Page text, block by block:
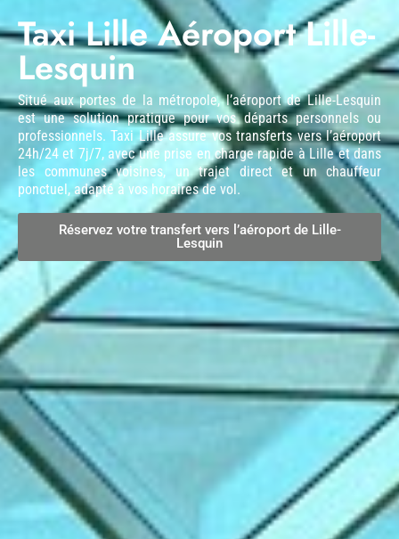
Taxi Lille Aéroport Lille-
Lesquin
Situé aux portes de la métropole, l’aéroport de Lille-Lesquin
est une solution pratique pour vos départs personnels ou
professionnels. Taxi Lille assure vos transferts vers l’aéroport
24h/24 et 7j/7, avec une prise en charge rapide à Lille et dans
les communes voisines, un trajet direct et un chauffeur
ponctuel, adapté à vos horaires de vol.
Réservez votre transfert vers l’aéroport de Lille-
Lesquin